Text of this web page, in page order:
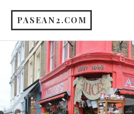
PASEAN2.COM